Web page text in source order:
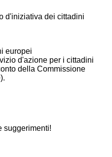
d'iniziativa dei cittadini
europei
d'azione per i cittadini
della Commissione
suggerimenti!